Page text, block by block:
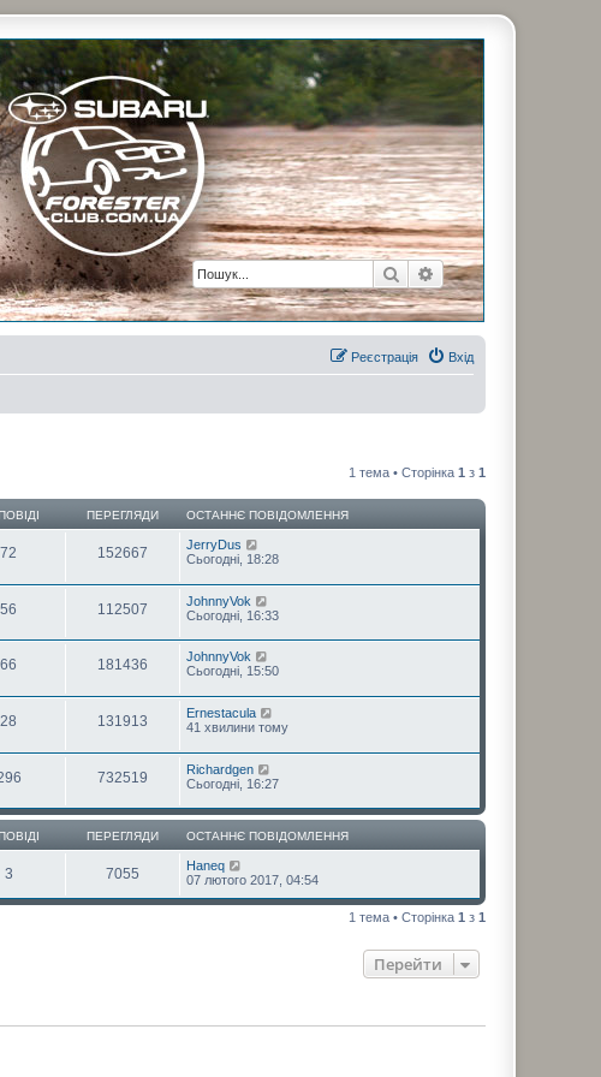
ПошукРозширений пошук
с друзьями. Присоединяйтесь. Think. Feel. Drive.
Вхід
Реєстрація
1 тема • Сторінка 1 з 1
ПЕРЕГЛЯДИ ОСТАННЄ ПОВІДОМЛЕННЯ
72 152667
JerryDus
Сьогодні, 18:28
56 112507
JohnnyVok
Сьогодні, 16:33
66 181436
JohnnyVok
Сьогодні, 15:50
28 131913
Ernestacula
41 хвилини тому
732519
Richardgen
Сьогодні, 16:27
ПЕРЕГЛЯДИ ОСТАННЄ ПОВІДОМЛЕННЯ
3 7055
Haneq
07 лютого 2017, 04:54
1 тема • Сторінка 1 з 1
Перейти